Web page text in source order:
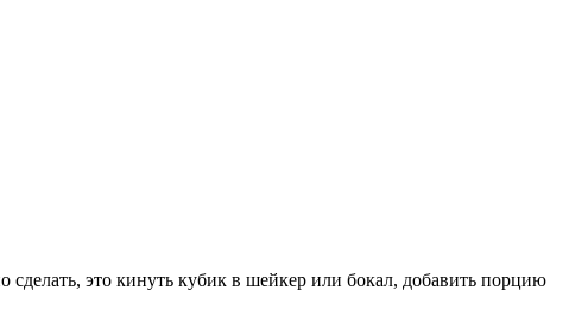
это кинуть кубик в шейкер или бокал, добавить порцию